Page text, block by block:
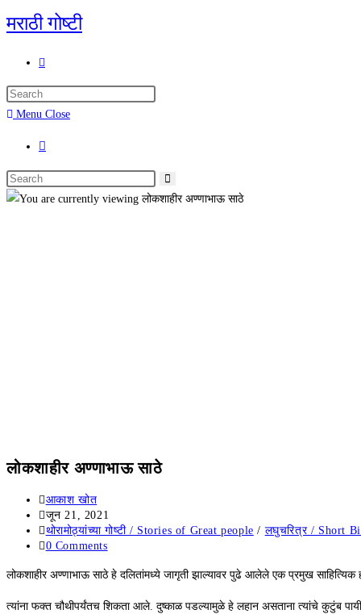
मराठी गोष्टी
Menu Close
लोकशाहीर अण्णाभाऊ साठे
आकाश खोत
जून 21, 2021
थोरामोठ्यांच्या गोष्टी / Stories of Great people / लघुचरित्र / Short
0 Comments
लोकशाहीर अण्णाभाऊ साठे हे दलितांमध्ये जागृती झाल्यावर पुढे आलेले एक प्रमुख
त्यांना फक्त चौथीपर्यंतच शिकता आले. दुष्काळ पडल्यामुळे हे लहान असताना त्यांचे कुटुंब